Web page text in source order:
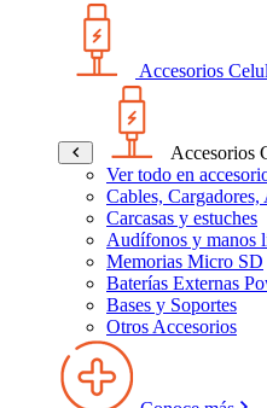
Accesorios
Accesorios
Ver todo en
Cables, Cargadores,
Carcasas y estuches
Audífonos y manos
Memorias Micro SD
Baterías Externas
Bases y Soportes
Otros Accesorios